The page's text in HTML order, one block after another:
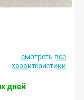
смотреть все
характеристики
дней